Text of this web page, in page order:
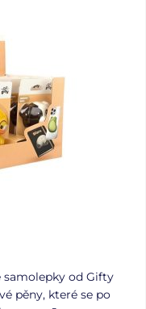
samolepky od Gifty
pěny, které se po